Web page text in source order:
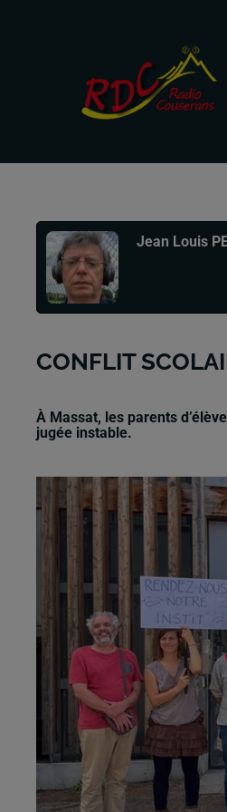
Jean Louis
CONFLIT
À Massat, les parents
jugée instable.